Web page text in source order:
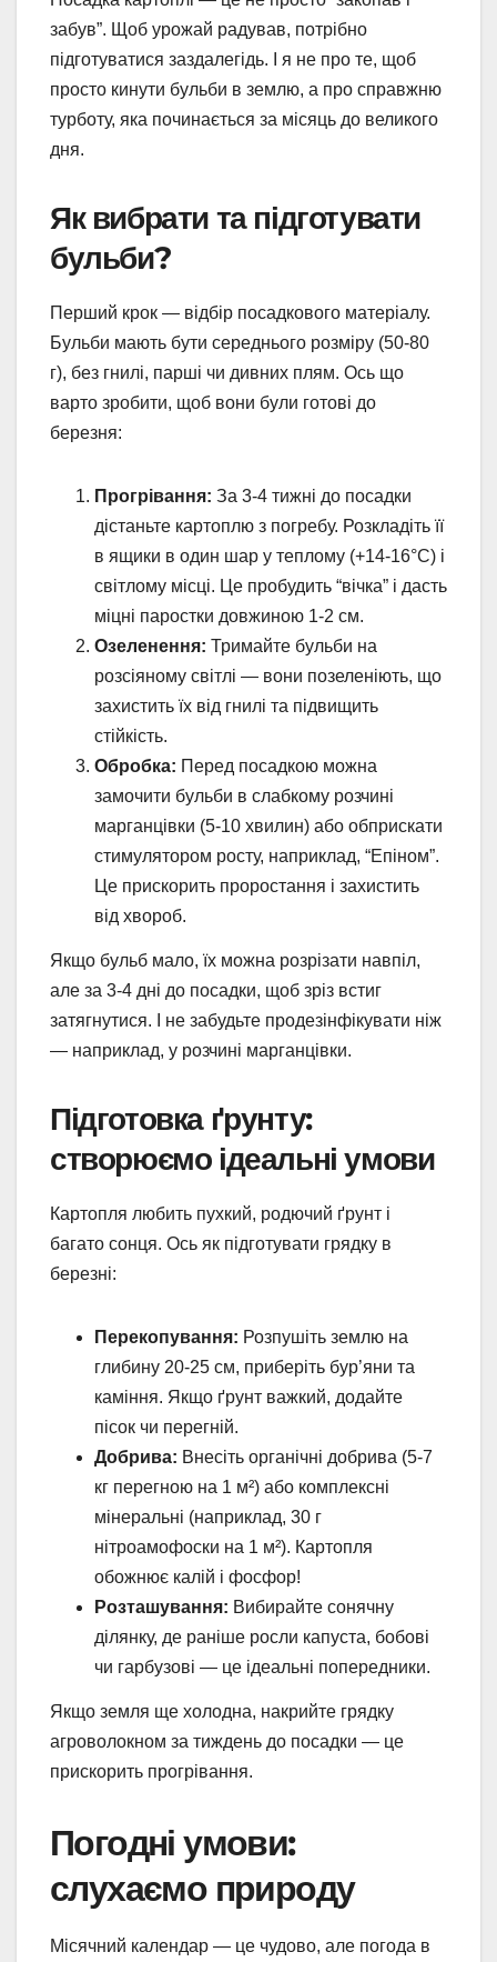
забув”. Щоб урожай радував, потрібно
підготуватися заздалегідь. І я не про те, щоб
просто кинути бульби в землю, а про справжню
турботу, яка починається за місяць до великого
дня.
Як вибрати та підготувати
бульби?
Перший крок — відбір посадкового матеріалу.
Бульби мають бути середнього розміру (50-80
г), без гнилі, парші чи дивних плям. Ось що
варто зробити, щоб вони були готові до
березня:
Прогрівання: За 3-4 тижні до посадки
дістаньте картоплю з погребу. Розкладіть її
в ящики в один шар у теплому (+14-16°C) і
світлому місці. Це пробудить “вічка” і дасть
міцні паростки довжиною 1-2 см.
Озеленення: Тримайте бульби на
розсіяному світлі — вони позеленіють, що
захистить їх від гнилі та підвищить
стійкість.
Обробка: Перед посадкою можна
замочити бульби в слабкому розчині
марганцівки (5-10 хвилин) або обприскати
стимулятором росту, наприклад, “Епіном”.
Це прискорить проростання і захистить
від хвороб.
Якщо бульб мало, їх можна розрізати навпіл,
але за 3-4 дні до посадки, щоб зріз встиг
затягнутися. І не забудьте продезінфікувати ніж
— наприклад, у розчині марганцівки.
Підготовка ґрунту:
створюємо ідеальні умови
Картопля любить пухкий, родючий ґрунт і
багато сонця. Ось як підготувати грядку в
березні:
Перекопування: Розпушіть землю на
глибину 20-25 см, приберіть бур’яни та
каміння. Якщо ґрунт важкий, додайте
пісок чи перегній.
Добрива: Внесіть органічні добрива (5-7
кг перегною на 1 м²) або комплексні
мінеральні (наприклад, 30 г
нітроамофоски на 1 м²). Картопля
обожнює калій і фосфор!
Розташування: Вибирайте сонячну
ділянку, де раніше росли капуста, бобові
чи гарбузові — це ідеальні попередники.
Якщо земля ще холодна, накрийте грядку
агроволокном за тиждень до посадки — це
прискорить прогрівання.
Погодні умови:
слухаємо природу
Місячний календар — це чудово, але погода в